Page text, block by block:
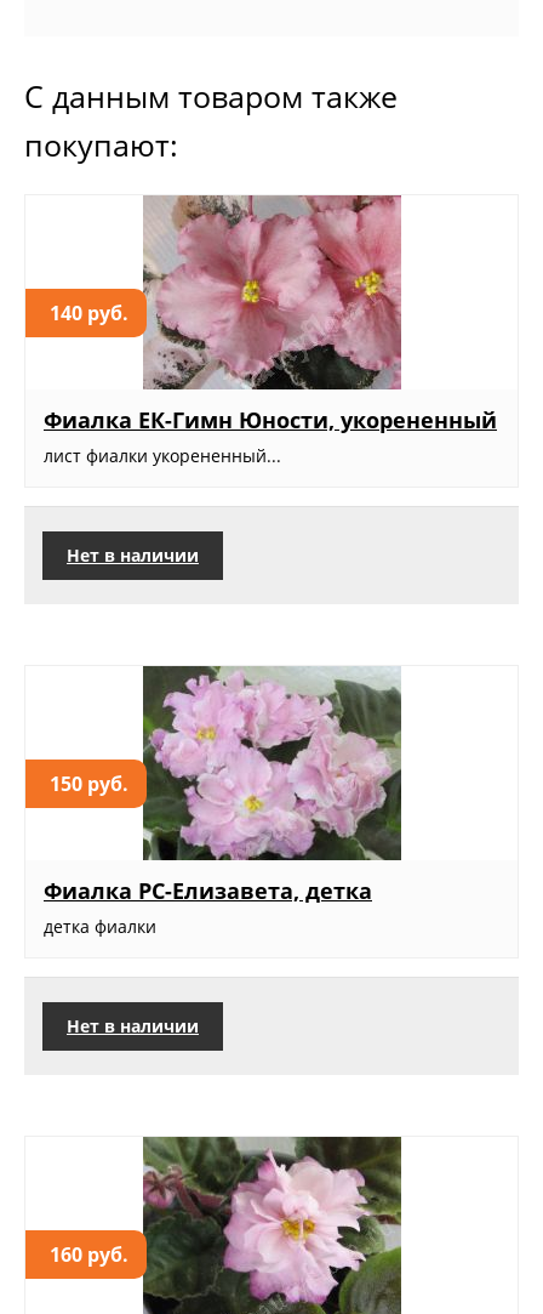
С данным товаром также
покупают:
140 руб.
Фиалка ЕК-Гимн Юности, укорененный
лист фиалки укорененный...
Нет в наличии
150 руб.
Фиалка РС-Елизавета, детка
детка фиалки
Нет в наличии
160 руб.